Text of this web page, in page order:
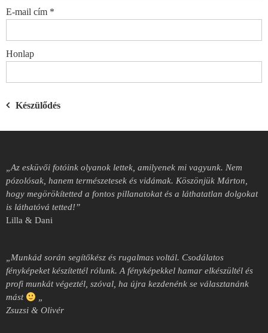
E-mail cím *
Honlap
Bejegyzés
navigáció
Készülődés
„Az esküvői fotóink olyanok lettek, amilyenek mi vagyunk. Nem
pózolósak, hanem természetesek és vidámak. Köszönjük Márton,
hogy megörökítetted a fontos pillanatokat és a láthatatlan dolgokat
is láthatóvá tetted!”
Lilla & Dani
„Munkád során segítőkész és rugalmas voltál. Csodálatos
fényképeket készítettél rólunk. A fényképekkel hamar elkészültél és
profi munkát végeztél, szóval, ha újra kezdenénk se választanánk
mást
Zsuzsi & Olivér